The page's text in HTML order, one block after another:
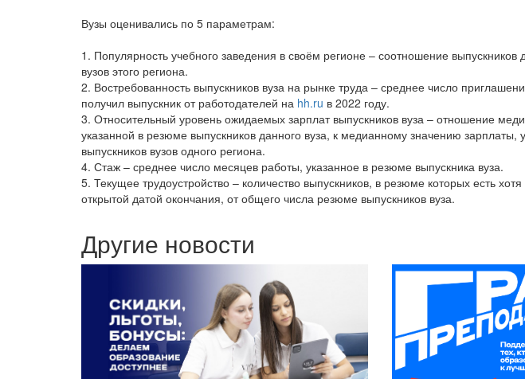
Вузы оценивались по 5 параметрам:
1. Популярность учебного заведения в своём регионе – соотношение выпускников
вузов этого региона.
2. Востребованность выпускников вуза на рынке труда – среднее число
получил выпускник от работодателей на hh.ru в 2022 году.
3. Относительный уровень ожидаемых зарплат выпускников вуза – отношение
указанной в резюме выпускников данного вуза, к медианному значению зарплаты,
выпускников вузов одного региона.
4. Стаж – среднее число месяцев работы, указанное в резюме выпускника вуза.
5. Текущее трудоустройство – количество выпускников, в резюме которых есть
открытой датой окончания, от общего числа резюме выпускников вуза.
Другие новости